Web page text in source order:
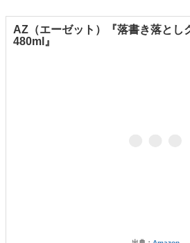
AZ（エーゼット）『落書き落とし
480ml』